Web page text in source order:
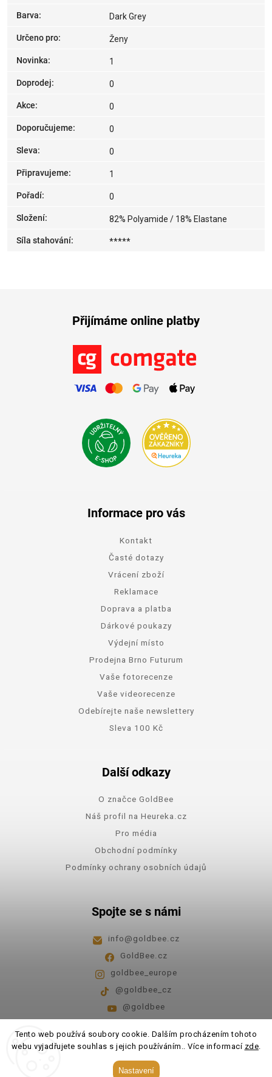
Tento web používá soubory cookie. Dalším procházením tohoto
webu vyjadřujete souhlas s jejich používáním.. Více informací zde.
Nastavení
Barva: Dark Grey
Určeno pro: Ženy
Novinka: 1
Doprodej: 0
Akce: 0
Doporučujeme: 0
Sleva: 0
Připravujeme: 1
Pořadí: 0
Složení: 82% Polyamide / 18% Elastane
Síla stahování: *****
Přijímáme online platby
Informace pro vás
Kontakt
Časté dotazy
Vrácení zboží
Reklamace
Doprava a platba
Dárkové poukazy
Výdejní místo
Prodejna Brno Futurum
Vaše fotorecenze
Vaše videorecenze
Odebírejte naše newslettery
Sleva 100 Kč
Další odkazy
O značce GoldBee
Náš profil na Heureka.cz
Pro média
Obchodní podmínky
Podmínky ochrany osobních údajů
Spojte se s námi
info@goldbee.cz
GoldBee.cz
goldbee_europe
@goldbee_cz
@goldbee
Pondělí - pátek 8:00-14:00
GoldBee. Všechna práva vyhrazena.